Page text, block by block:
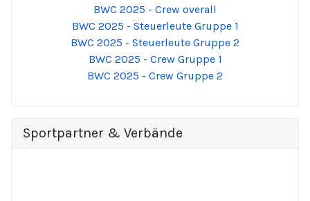
BWC 2025 - Crew overall
BWC 2025 - Steuerleute Gruppe 1
BWC 2025 - Steuerleute Gruppe 2
BWC 2025 - Crew Gruppe 1
BWC 2025 - Crew Gruppe 2
Sportpartner & Verbände